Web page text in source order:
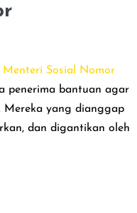
Sosial Nomor
penerima bantuan agar
Mereka yang dianggap
dan digantikan oleh